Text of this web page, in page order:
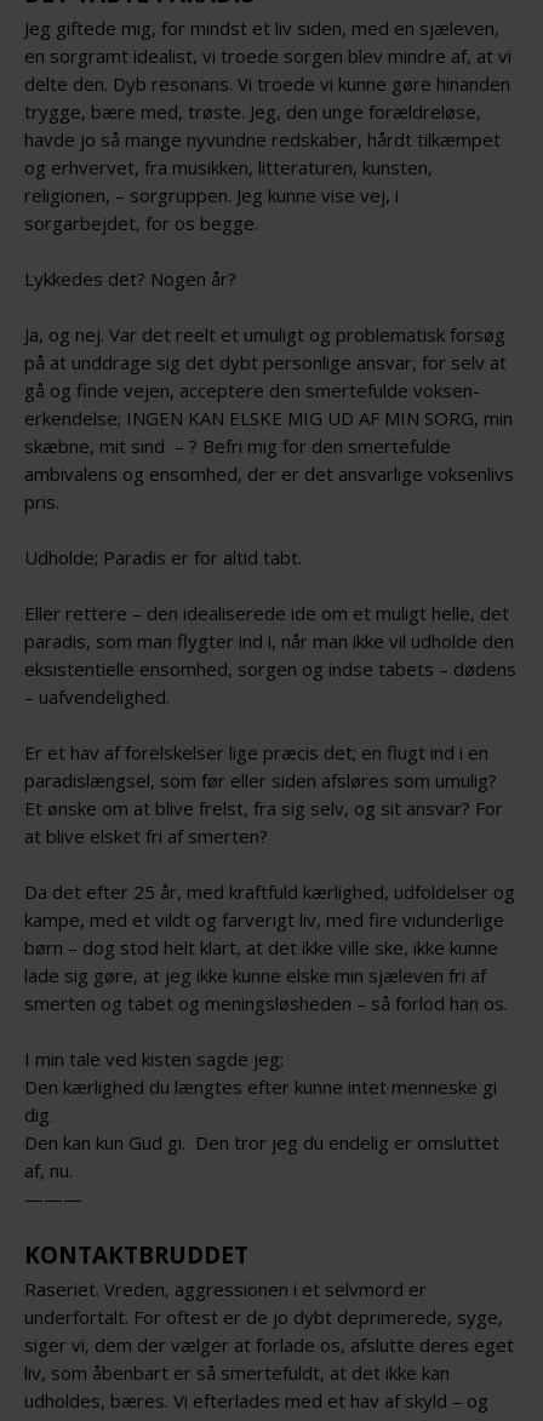
Jeg giftede mig, for mindst et liv siden, med en sjæleven,
en sorgramt idealist, vi troede sorgen blev mindre af, at vi
delte den. Dyb resonans. Vi troede vi kunne gøre hinanden
trygge, bære med, trøste. Jeg, den unge forældreløse,
havde jo så mange nyvundne redskaber, hårdt tilkæmpet
og erhvervet, fra musikken, litteraturen, kunsten,
religionen, – sorgruppen. Jeg kunne vise vej, i
sorgarbejdet, for os begge.
Lykkedes det? Nogen år?
Ja, og nej. Var det reelt et umuligt og problematisk forsøg
på at unddrage sig det dybt personlige ansvar, for selv at
gå og finde vejen, acceptere den smertefulde voksen-
erkendelse; INGEN KAN ELSKE MIG UD AF MIN SORG, min
skæbne, mit sind – ? Befri mig for den smertefulde
ambivalens og ensomhed, der er det ansvarlige voksenlivs
pris.
Udholde; Paradis er for altid tabt.
Eller rettere – den idealiserede ide om et muligt helle, det
paradis, som man flygter ind i, når man ikke vil udholde den
eksistentielle ensomhed, sorgen og indse tabets – dødens
– uafvendelighed.
Er et hav af forelskelser lige præcis det; en flugt ind i en
paradislængsel, som før eller siden afsløres som umulig?
Et ønske om at blive frelst, fra sig selv, og sit ansvar? For
at blive elsket fri af smerten?
Da det efter 25 år, med kraftfuld kærlighed, udfoldelser og
kampe, med et vildt og farverigt liv, med fire vidunderlige
børn – dog stod helt klart, at det ikke ville ske, ikke kunne
lade sig gøre, at jeg ikke kunne elske min sjæleven fri af
smerten og tabet og meningsløsheden – så forlod han os.
I min tale ved kisten sagde jeg;
Den kærlighed du længtes efter kunne intet menneske gi
dig.
Den kan kun Gud gi. Den tror jeg du endelig er omsluttet
af, nu.
———
KONTAKTBRUDDET
Raseriet. Vreden, aggressionen i et selvmord er
underfortalt. For oftest er de jo dybt deprimerede, syge,
siger vi, dem der vælger at forlade os, afslutte deres eget
liv, som åbenbart er så smertefuldt, at det ikke kan
udholdes, bæres. Vi efterlades med et hav af skyld – og